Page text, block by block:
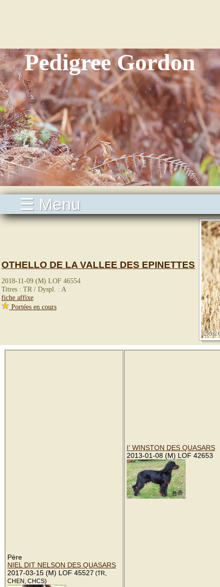
Pedigree Gordon
☰ Menu
OTHELLO DE LA VALLEE DES EPINETTES
2018-11-09 (M) LOF 46554
Titres : TR / Dyspl. : A
fiche affixe
Portées en cours
Père
NIEL DIT NELSON DES QUASARS
2017-03-15 (M) LOF 45527 (TR,
CHEN, CHCS)
I' WINSTON DES QUASARS
2013-01-08 (M) LOF 42653